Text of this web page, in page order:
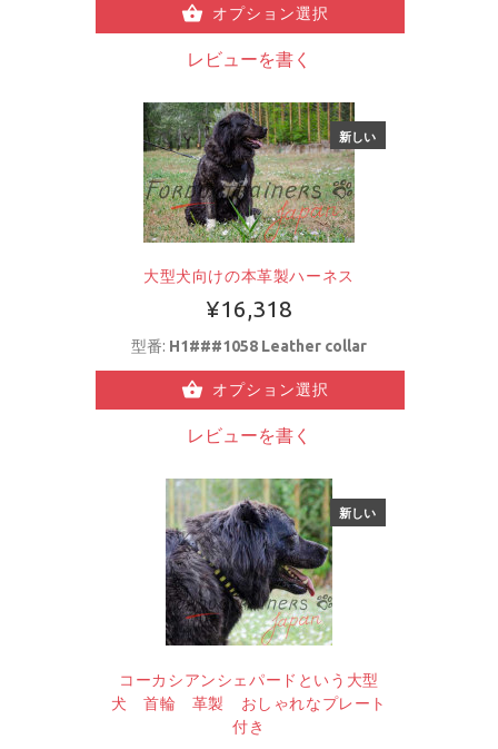
オプション選択
レビューを書く
新しい
大型犬向けの本革製ハーネス
¥16,318
型番: H1###1058 Leather collar
オプション選択
レビューを書く
新しい
コーカシアンシェパードという大型
犬 首輪 革製 おしゃれなプレート
付き